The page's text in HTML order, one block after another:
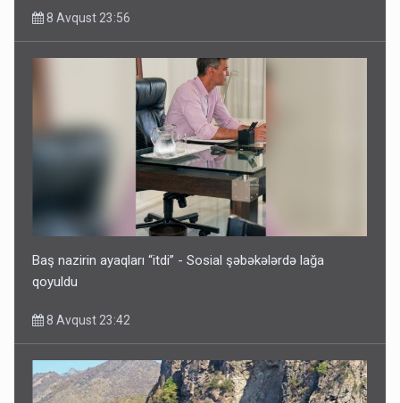
8 Avqust 23:56
Baş nazirin ayaqları “itdi” - Sosial şəbəkələrdə lağa
qoyuldu
8 Avqust 23:42